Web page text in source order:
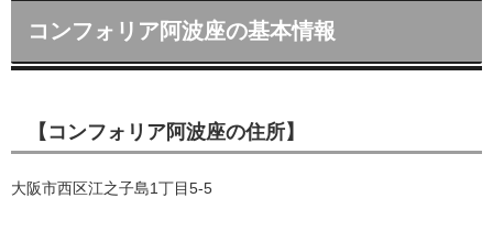
コンフォリア阿波座の基本情報
【コンフォリア阿波座の住所】
大阪市西区江之子島1丁目5-5